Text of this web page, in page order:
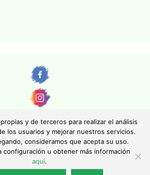
| Todas las imágenes y textos son propiedad de sus
totalmente prohibida su reproducción.
Política de privacidad
y de terceros para realizar el análisis
los usuarios y mejorar nuestros servicios.
consideramos que acepta su uso.
configuración u obtener más información
aquí.